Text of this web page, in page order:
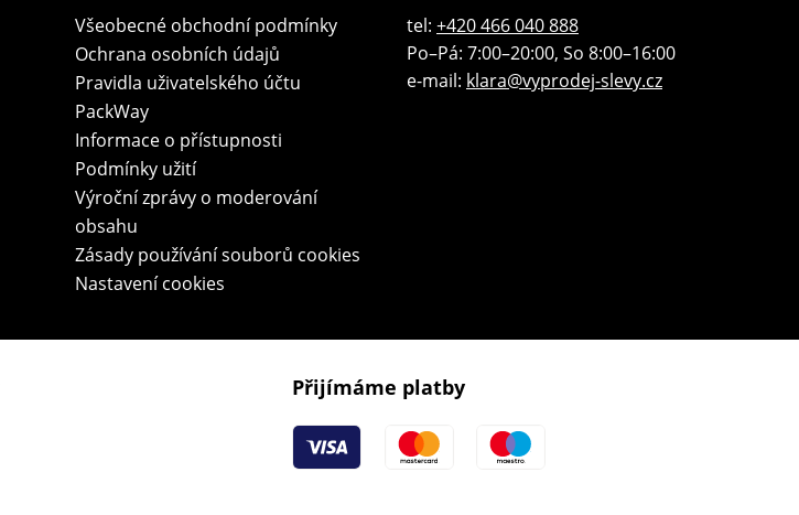
Všeobecné obchodní podmínky
Ochrana osobních údajů
Pravidla uživatelského účtu
PackWay
Informace o přístupnosti
Podmínky užití
Výroční zprávy o moderování
obsahu
Zásady používání souborů cookies
Nastavení cookies
tel: +420 466 040 888
Po–Pá: 7:00–20:00, So 8:00–16:00
e-mail: klara@vyprodej-slevy.cz
Přijímáme platby